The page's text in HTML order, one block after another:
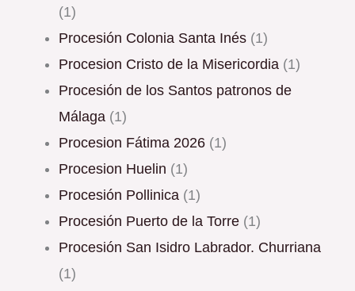
(1)
Procesión Colonia Santa Inés (1)
Procesion Cristo de la Misericordia (1)
Procesión de los Santos patronos de
Málaga (1)
procesion Fátima 2026 (1)
Procesion Huelin (1)
Procesión Pollinica (1)
Procesión Puerto de la Torre (1)
Procesión San Isidro Labrador. Churriana
(1)